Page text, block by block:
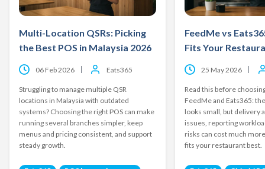
Multi-Location QSRs: Picking
the Best POS in Malaysia 2026
06 Feb 2026 Eats365
Struggling to manage multiple QSR
locations in Malaysia with outdated
systems? Choosing the right POS can make
running several branches simpler, keep
menus and pricing consistent, and support
steady growth.
FeedMe vs
Fits Your
25 May 2026
Read this before
FeedMe and Eats365:
looks small, but delivery
issues, reporting
risks can cost much
fits your restaurant best.